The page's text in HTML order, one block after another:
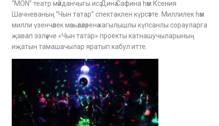
“МОÑ” театр мәйданчыгы исә Динә Сафина һәм Ксения
Шачневаның “Чын татар” спектаклен күрсәтте. Миллилек һәм
милли үзенчәлек мәсьәләләренә кагылышлы күпсанлы сорауларга
җавап эзләүче «Чын татар» проекты катнашучыларының
иҗатын тамашачылар яратып кабул итте.